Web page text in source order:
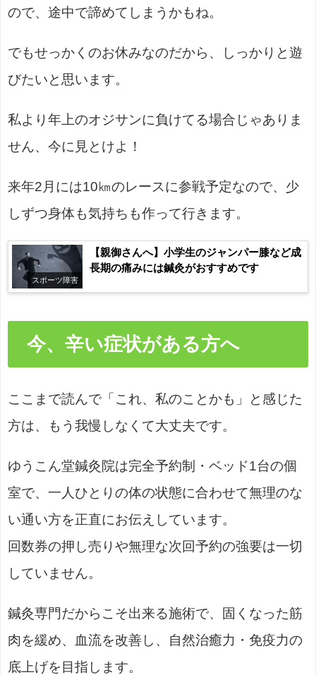
ので、途中で諦めてしまうかもね。
でもせっかくのお休みなのだから、しっかりと遊
びたいと思います。
私より年上のオジサンに負けてる場合じゃありま
せん、今に見とけよ！
来年2月には10㎞のレースに参戦予定なので、少
しずつ身体も気持ちも作って行きます。
スポーツ障害
【親御さんへ】小学生のジャンパー膝など成
長期の痛みには鍼灸がおすすめです
今、辛い症状がある方へ
ここまで読んで「これ、私のことかも」と感じた
方は、もう我慢しなくて大丈夫です。
ゆうこん堂鍼灸院は完全予約制・ベッド1台の個
室で、一人ひとりの体の状態に合わせて無理のな
い通い方を正直にお伝えしています。
回数券の押し売りや無理な次回予約の強要は一切
していません。
鍼灸専門だからこそ出来る施術で、固くなった筋
肉を緩め、血流を改善し、自然治癒力・免疫力の
底上げを目指します。